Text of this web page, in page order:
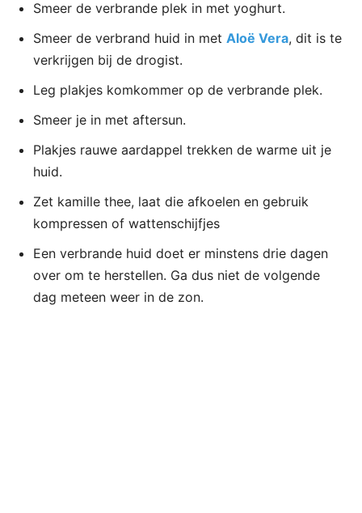
Smeer de verbrande plek in met yoghurt.
Smeer de verbrand huid in met Aloë Vera, dit is te
verkrijgen bij de drogist.
Leg plakjes komkommer op de verbrande plek.
Smeer je in met aftersun.
Plakjes rauwe aardappel trekken de warme uit je
huid.
Zet kamille thee, laat die afkoelen en gebruik
kompressen of wattenschijfjes
Een verbrande huid doet er minstens drie dagen
over om te herstellen. Ga dus niet de volgende
dag meteen weer in de zon.